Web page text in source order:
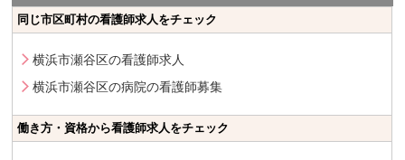
同じ市区町村の看護師求人をチェック
横浜市瀬谷区の看護師求人
横浜市瀬谷区の病院の看護師募集
働き方・資格から看護師求人をチェック